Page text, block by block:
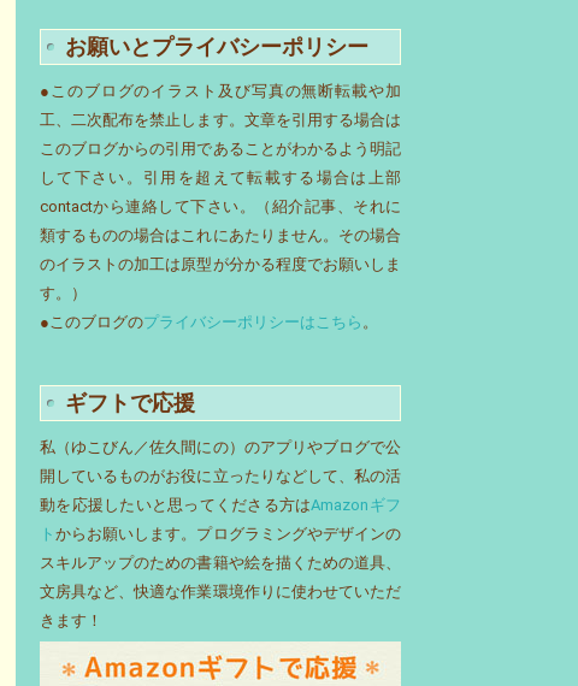
お願いとプライバシーポリシー
●このブログのイラスト及び写真の無断転載や加
工、二次配布を禁止します。文章を引用する場合は
このブログからの引用であることがわかるよう明記
して下さい。引用を超えて転載する場合は上部
contactから連絡して下さい。（紹介記事、それに
類するものの場合はこれにあたりません。その場合
のイラストの加工は原型が分かる程度でお願いしま
す。）
●このブログのプライバシーポリシーはこちら 。
ギフトで応援
私（ゆこびん／佐久間にの）のアプリやブログで公
開しているものがお役に立ったりなどして、私の活
動を応援したいと思ってくださる方はAmazonギフ
トからお願いします。プログラミングやデザインの
スキルアップのための書籍や絵を描くための道具、
文房具など、快適な作業環境作りに使わせていただ
きます！